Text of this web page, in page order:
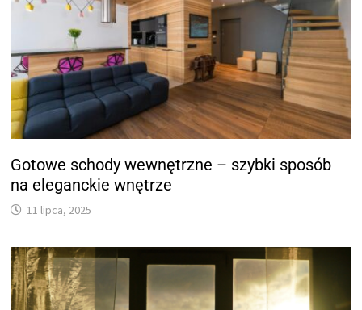
Gotowe schody wewnętrzne – szybki sposób
na eleganckie wnętrze
11 lipca, 2025